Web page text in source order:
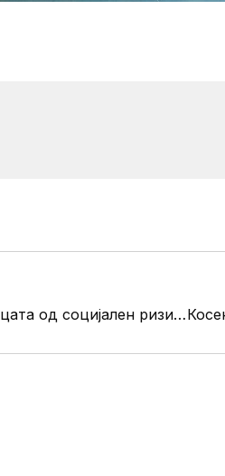
Ѓорѓиевски: Децата од социјален ризик ќе добијат бесплатно летување